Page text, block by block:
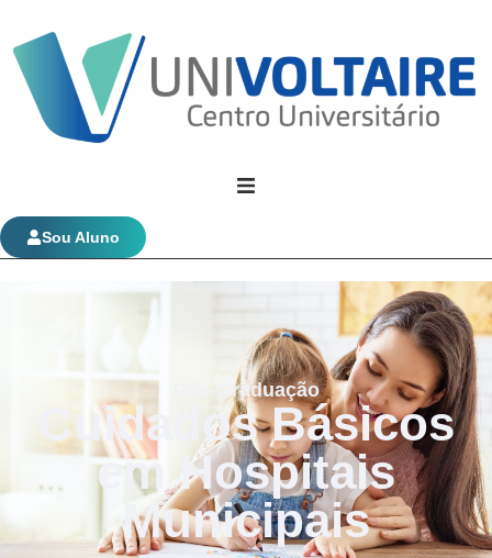
Univoltaire
Graduação
Sou Aluno
Pós-Graduação
Cuidados Básicos
em Hospitais
Municipais